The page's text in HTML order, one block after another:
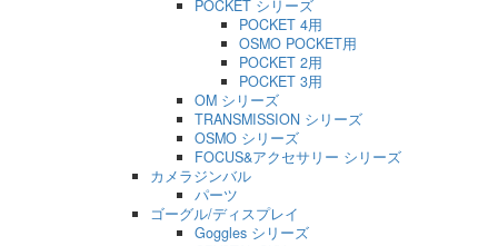
POCKET シリーズ
POCKET 4用
OSMO POCKET用
POCKET 2用
POCKET 3用
OM シリーズ
TRANSMISSION シリーズ
OSMO シリーズ
FOCUS&アクセサリー シリーズ
カメラジンバル
パーツ
ゴーグル/ディスプレイ
Goggles シリーズ